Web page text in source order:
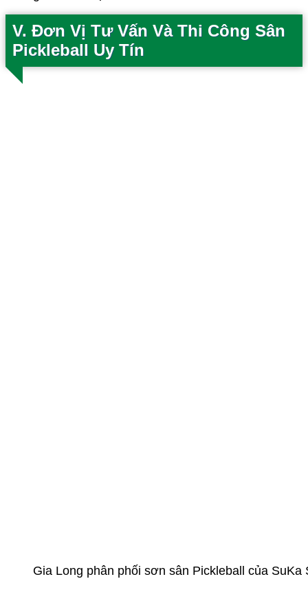
V. Đơn Vị Tư Vấn Và Thi Công Sân
Pickleball Uy Tín
Gia Long phân phối sơn sân Pickleball của SuKa